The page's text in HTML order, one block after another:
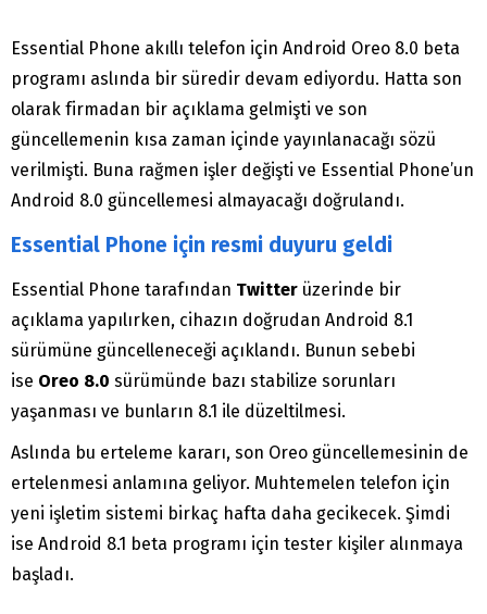
Essential Phone akıllı telefon için Android Oreo 8.0 beta
programı aslında bir süredir devam ediyordu. Hatta son
olarak firmadan bir açıklama gelmişti ve son
güncellemenin kısa zaman içinde yayınlanacağı sözü
verilmişti. Buna rağmen işler değişti ve Essential Phone’un
Android 8.0 güncellemesi almayacağı doğrulandı.
Essential Phone için resmi duyuru geldi
Essential Phone tarafından Twitter üzerinde bir
açıklama yapılırken, cihazın doğrudan Android 8.1
sürümüne güncelleneceği açıklandı. Bunun sebebi
ise Oreo 8.0 sürümünde bazı stabilize sorunları
yaşanması ve bunların 8.1 ile düzeltilmesi.
Aslında bu erteleme kararı, son Oreo güncellemesinin de
ertelenmesi anlamına geliyor. Muhtemelen telefon için
yeni işletim sistemi birkaç hafta daha gecikecek. Şimdi
ise Android 8.1 beta programı için tester kişiler alınmaya
başladı.